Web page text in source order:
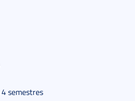
4 semestres